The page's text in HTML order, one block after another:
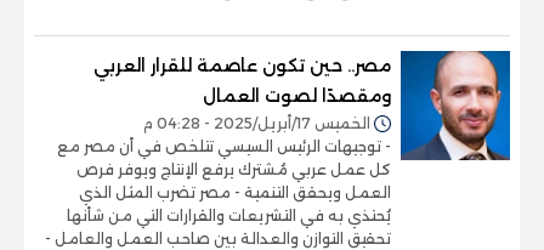
مصر.. حين تكون عاصمة للقرار العربي
ومقصدًا لصوت العمال
الخميس 17/أبريل/2025 - 04:28 م
- توجيهات الرئيس السيسي تتلخص في أن مصر مع
كل عمل عربي مُشترك يرفع الإنتاج ويوفر فرص
العمل ويحقق التنمية - مصر تضرب المثل الذي
يُحتذي به في التشريعات والقرارات التي من شأنها
تحقيق التوازن والعدالة بين صاحب العمل والعامل -